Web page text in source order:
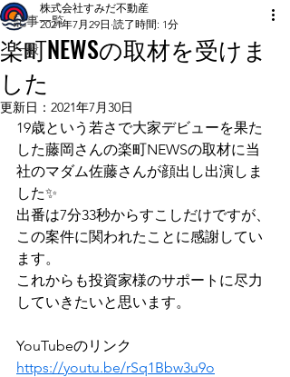
記事一覧
一般
楽町NEWSの取材を受けま
した
株式会社すみだ不動産
2021年7月29日 読了時間: 1分
更新日： 2021年7月30日
19歳という若さで大家デビューを果た
した藤岡さんの楽町NEWSの取材に当
社のマダム佐藤さんが顔出し出演しま
した✨
出番は7分33秒からすこしだけですが、
この案件に関われたことに感謝してい
ます。
これからも投資家様のサポートに尽力
していきたいと思います。
YouTubeのリンク
https://youtu.be/rSq1Bbw3u9o